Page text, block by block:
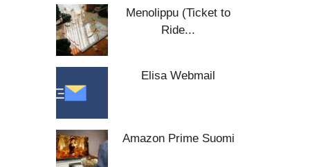
Menolippu (Ticket to
Ride...
Elisa Webmail
Amazon Prime Suomi